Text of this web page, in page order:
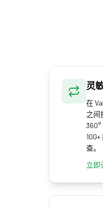
灵
在
之间
查。
立即